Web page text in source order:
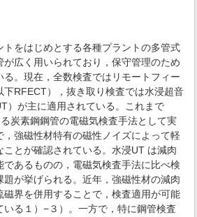
をはじめとする各種プラントの多管式
広く用いられており，保守管理のため
る。現在，全数検査ではリモートフィー
下RFECT），抜き取り検査では水浸超音
）が主に適用されている。これまで
炭素鋼鋼管の電磁気検査手法として実
強磁性材特有の磁性ノイズによって軽
ことが確認されている。水浸UT は減肉
あるものの，電磁気検査手法に比べ検
が挙げられる。近年，強磁性材の減肉
界を併用することで，検査適用が可能
いる１）−３）。一方で，特に鋼管検査